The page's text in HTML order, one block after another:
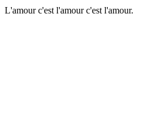
L'amour c'est l'amour c'est l'amour.